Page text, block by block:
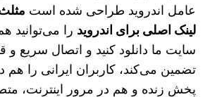
عامل اندروید طراحی شده است
لینک اصلی برای اندروید را می‌توانید
سایت ما دانلود کنید و اتصال سریع و
تضمین می‌کند، کاربران ایرانی را هم
پخش زنده و هم در مرور اینترنت،